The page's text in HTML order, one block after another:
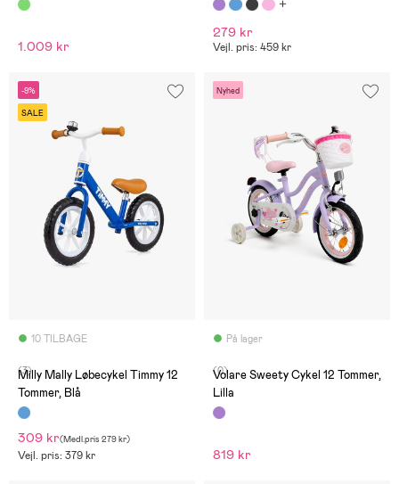
1.009 kr
279 kr
Vejl. pris: 459 kr
-9%
SALE
10 TILBAGE
(3)
Milly Mally Løbecykel Timmy 12
Tommer, Blå
309 kr(Medl.pris 279 kr)
Vejl. pris: 379 kr
Nyhed
På lager
(0)
Volare Sweety Cykel 12 Tommer,
Lilla
819 kr